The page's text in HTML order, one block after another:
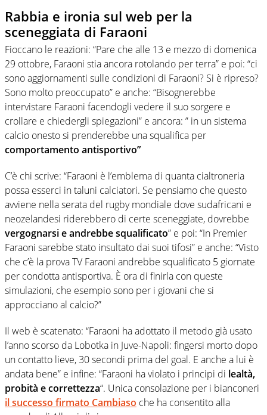
Rabbia e ironia sul web per la
sceneggiata di Faraoni
Fioccano le reazioni: “Pare che alle 13 e mezzo di domenica
29 ottobre, Faraoni stia ancora rotolando per terra” e poi: “ci
sono aggiornamenti sulle condizioni di Faraoni? Si è ripreso?
Sono molto preoccupato” e anche: “Bisognerebbe
intervistare Faraoni facendogli vedere il suo sorgere e
crollare e chiedergli spiegazioni” e ancora: ” in un sistema
calcio onesto si prenderebbe una squalifica per
comportamento antisportivo”
C’è chi scrive: “Faraoni è l’emblema di quanta cialtroneria
possa esserci in taluni calciatori. Se pensiamo che questo
avviene nella serata del rugby mondiale dove sudafricani e
neozelandesi riderebbero di certe sceneggiate, dovrebbe
vergognarsi e andrebbe squalificato” e poi: “In Premier
Faraoni sarebbe stato insultato dai suoi tifosi” e anche: “Visto
che c’è la prova TV Faraoni andrebbe squalificato 5 giornate
per condotta antisportiva. È ora di finirla con queste
simulazioni, che esempio sono per i giovani che si
approcciano al calcio?”
Il web è scatenato: “Faraoni ha adottato il metodo già usato
l’anno scorso da Lobotka in Juve-Napoli: fingersi morto dopo
un contatto lieve, 30 secondi prima del goal. E anche a lui è
andata bene” e infine: “Faraoni ha violato i principi di lealtà,
probità e correttezza“. Unica consolazione per i bianconeri
il successo firmato Cambiaso che ha consentito alla